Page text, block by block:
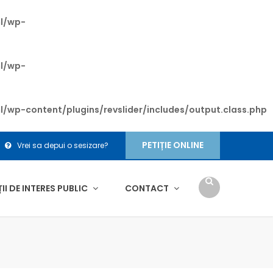
wp-
wp-
wp-content/plugins/revslider/includes/output.class.php
Vrei sa depui o sesizare? PETIȚIE ONLINE
DE INTERES PUBLIC CONTACT